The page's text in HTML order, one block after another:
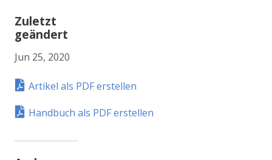
Zuletzt
geändert
Jun 25, 2020
Artikel als PDF erstellen
Handbuch als PDF erstellen